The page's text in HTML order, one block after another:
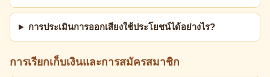
การประเมินการออกเสียงใช้ประโยชน์ได้อย่างไร?
การเรียกเก็บเงินและการสมัครสมาชิก